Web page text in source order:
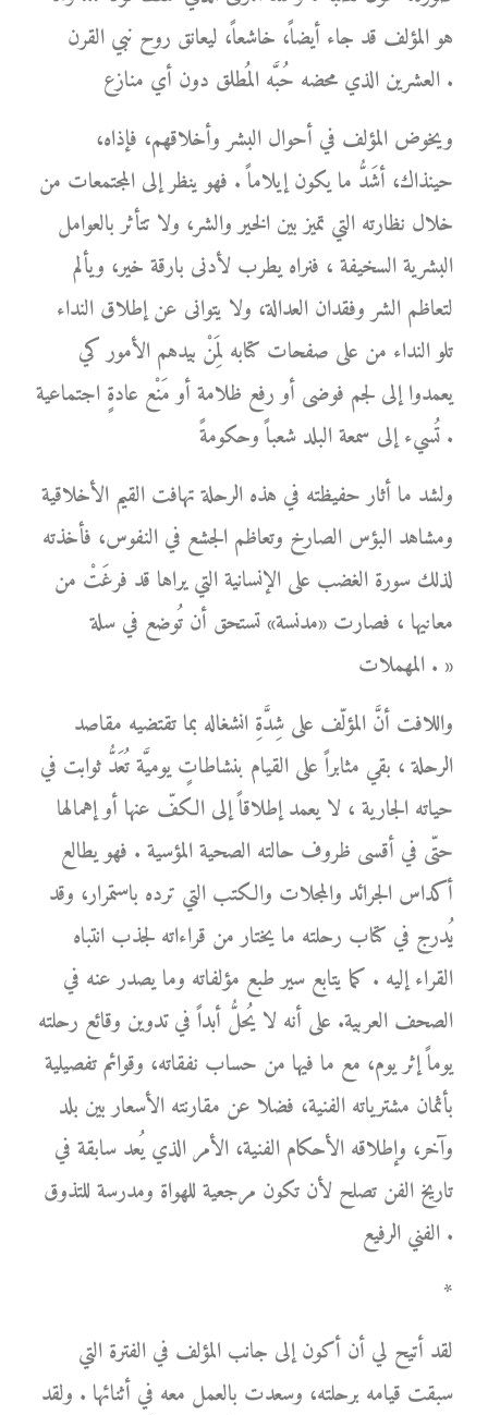
هو المؤلف قد جاء أيضاً، خاشعاً، ليعانق روح نبي القرن
العشرين الذي محضه حُبَّه المُطلق دون أي منازع .
ويخوض المؤلف في أحوال البشر وأخلاقهم، فإذاه،
حينذاك، أشَدُّ ما يكون إيلاماً . فهو ينظر إلى المجتمعات من
خلال نظارته التي تميز بين الخير والشر، ولا تتأثر بالعوامل
البشرية السخيفة ، فنراه يطرب لأدنى بارقة خير، ويألم
لتعاظم الشر وفقدان العدالة، ولا يتوانى عن إطلاق النداء
تلو النداء من على صفحات كتابه لِمَنْ بيدهم الأمور كي
يعمدوا إلى لجم فوضى أو رفع ظلامة أو مَنْع عادةٍ اجتماعية
تُسيء إلى سمعة البلد شعباً وحكومةً .
ولشد ما أثار حفيظته في هذه الرحلة تهافت القيم الأخلاقية
ومشاهد البؤس الصارخ وتعاظم الجشع في النفوس، فأخذته
لذلك سورة الغضب على الإنسانية التي يراها قد فرغَتْ من
معانيها ، فصارت «مدنسة» تستحق أن تُوضع في سلة
المهملات . »
واللافت أنَّ المؤلّف على شِدَّةِ انشغاله بما تقتضيه مقاصد
الرحلة ، بقي مثابراً على القيام بنشاطاتٍ يوميَّة تُعَدُّ ثوابت في
حياته الجارية ، لا يعمد إطلاقاً إلى الكفّ عنها أو إهمالها
حتّى في أقسى ظروف حالته الصحية المؤسية . فهو يطالع
أكداس الجرائد والمجلات والكتب التي ترده باستمرار، وقد
يُدرج في كتاب رحلته ما يختار من قراءاته لجذب انتباه
القراء إليه . كما يتابع سير طبع مؤلفاته وما يصدر عنه في
الصحف العربية. على أنه لا يُحلُّ أبداً في تدوين وقائع رحلته
يوماً إثر يوم، مع ما فيها من حساب نفقاته، وقوائم تفصيلية
بأثمان مشترياته الفنية، فضلا عن مقارنته الأسعار بين بلد
وآخر، وإطلاقه الأحكام الفنية، الأمر الذي يُعد سابقة في
تاريخ الفن تصلح لأن تكون مرجعية للهواة ومدرسة للتذوق
الفني الرفيع .
*
لقد أتيح لي أن أكون إلى جانب المؤلف في الفترة التي
سبقت قيامه برحلته، وسعدت بالعمل معه في أثنائها . ولقد